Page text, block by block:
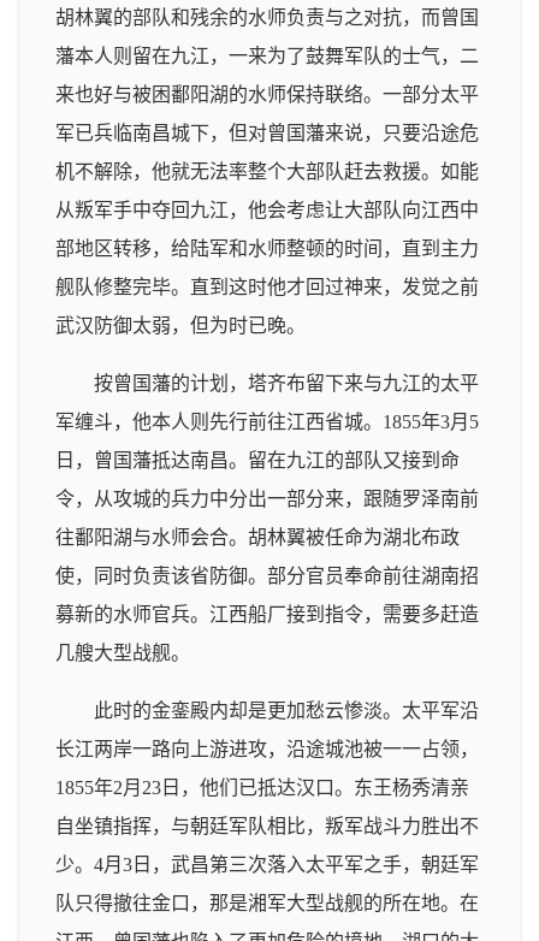
胡林翼的部队和残余的水师负责与之对抗，而曾国
藩本人则留在九江，一来为了鼓舞军队的士气，二
来也好与被困鄱阳湖的水师保持联络。一部分太平
军已兵临南昌城下，但对曾国藩来说，只要沿途危
机不解除，他就无法率整个大部队赶去救援。如能
从叛军手中夺回九江，他会考虑让大部队向江西中
部地区转移，给陆军和水师整顿的时间，直到主力
舰队修整完毕。直到这时他才回过神来，发觉之前
武汉防御太弱，但为时已晚。
按曾国藩的计划，塔齐布留下来与九江的太平
军缠斗，他本人则先行前往江西省城。1855年3月5
日，曾国藩抵达南昌。留在九江的部队又接到命
令，从攻城的兵力中分出一部分来，跟随罗泽南前
往鄱阳湖与水师会合。胡林翼被任命为湖北布政
使，同时负责该省防御。部分官员奉命前往湖南招
募新的水师官兵。江西船厂接到指令，需要多赶造
几艘大型战舰。
此时的金銮殿内却是更加愁云惨淡。太平军沿
长江两岸一路向上游进攻，沿途城池被一一占领，
1855年2月23日，他们已抵达汉口。东王杨秀清亲
自坐镇指挥，与朝廷军队相比，叛军战斗力胜出不
少。4月3日，武昌第三次落入太平军之手，朝廷军
队只得撤往金口，那是湘军大型战舰的所在地。在